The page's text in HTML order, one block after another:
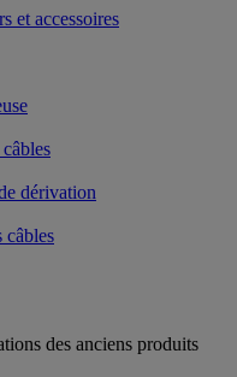
et accessoires
dérivation
câbles
des anciens produits